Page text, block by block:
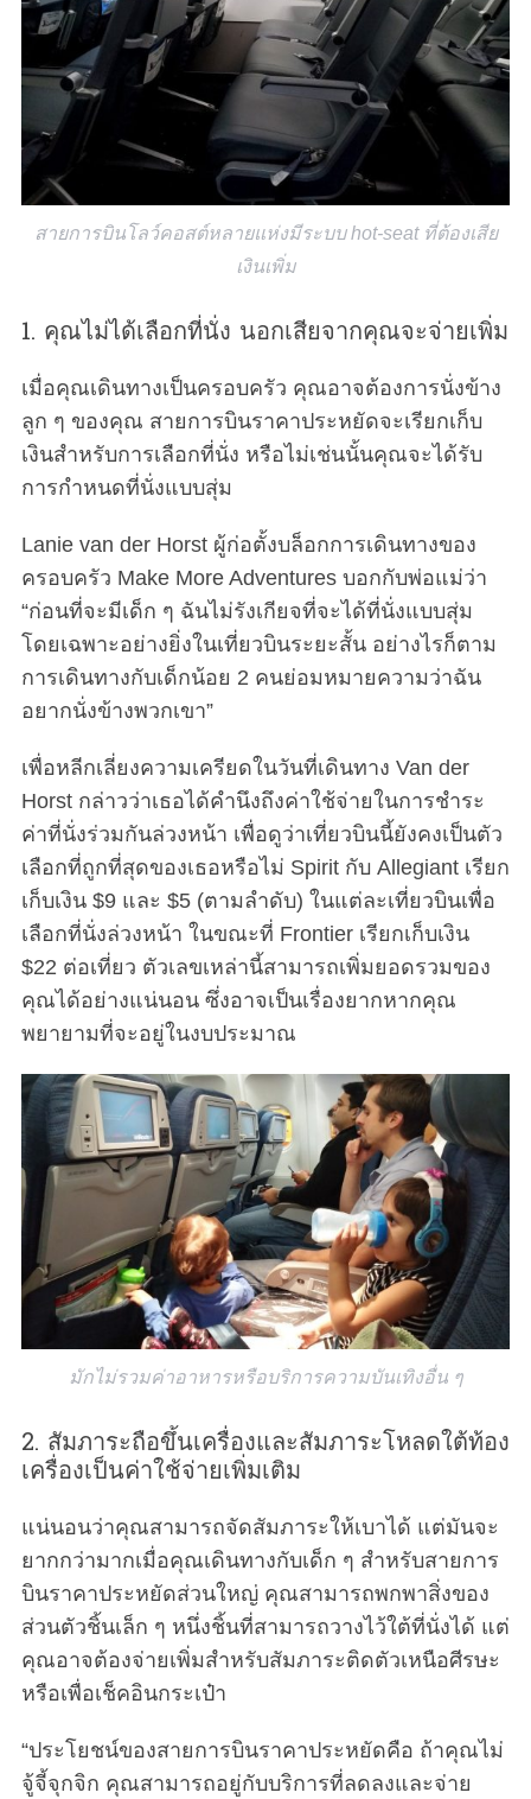
สายการบินโลว์คอสต์หลายแห่งมีระบบ hot-seat ที่ต้องเสีย
เงินเพิ่ม
1. คุณไม่ได้เลือกที่นั่ง นอกเสียจากคุณจะจ่ายเพิ่ม
เมื่อคุณเดินทางเป็นครอบครัว คุณอาจต้องการนั่งข้าง
ลูก ๆ ของคุณ สายการบินราคาประหยัดจะเรียกเก็บ
เงินสำหรับการเลือกที่นั่ง หรือไม่เช่นนั้นคุณจะได้รับ
การกำหนดที่นั่งแบบสุ่ม
Lanie van der Horst ผู้ก่อตั้งบล็อกการเดินทางของ
ครอบครัว Make More Adventures บอกกับพ่อแม่ว่า
“ก่อนที่จะมีเด็ก ๆ ฉันไม่รังเกียจที่จะได้ที่นั่งแบบสุ่ม
โดยเฉพาะอย่างยิ่งในเที่ยวบินระยะสั้น อย่างไรก็ตาม
การเดินทางกับเด็กน้อย 2 คนย่อมหมายความว่าฉัน
อยากนั่งข้างพวกเขา”
เพื่อหลีกเลี่ยงความเครียดในวันที่เดินทาง Van der
Horst กล่าวว่าเธอได้คำนึงถึงค่าใช้จ่ายในการชำระ
ค่าที่นั่งร่วมกันล่วงหน้า เพื่อดูว่าเที่ยวบินนี้ยังคงเป็นตัว
เลือกที่ถูกที่สุดของเธอหรือไม่ Spirit กับ Allegiant เรียก
เก็บเงิน $9 และ $5 (ตามลำดับ) ในแต่ละเที่ยวบินเพื่อ
เลือกที่นั่งล่วงหน้า ในขณะที่ Frontier เรียกเก็บเงิน
$22 ต่อเที่ยว ตัวเลขเหล่านี้สามารถเพิ่มยอดรวมของ
คุณได้อย่างแน่นอน ซึ่งอาจเป็นเรื่องยากหากคุณ
พยายามที่จะอยู่ในงบประมาณ
มักไม่รวมค่าอาหารหรือบริการความบันเทิงอื่น ๆ
2. สัมภาระถือขึ้นเครื่องและสัมภาระโหลดใต้ท้อง
เครื่องเป็นค่าใช้จ่ายเพิ่มเติม
แน่นอนว่าคุณสามารถจัดสัมภาระให้เบาได้ แต่มันจะ
ยากกว่ามากเมื่อคุณเดินทางกับเด็ก ๆ สำหรับสายการ
บินราคาประหยัดส่วนใหญ่ คุณสามารถพกพาสิ่งของ
ส่วนตัวชิ้นเล็ก ๆ หนึ่งชิ้นที่สามารถวางไว้ใต้ที่นั่งได้ แต่
คุณอาจต้องจ่ายเพิ่มสำหรับสัมภาระติดตัวเหนือศีรษะ
หรือเพื่อเช็คอินกระเป๋า
“ประโยชน์ของสายการบินราคาประหยัดคือ ถ้าคุณไม่
จู้จี้จุกจิก คุณสามารถอยู่กับบริการที่ลดลงและจ่าย